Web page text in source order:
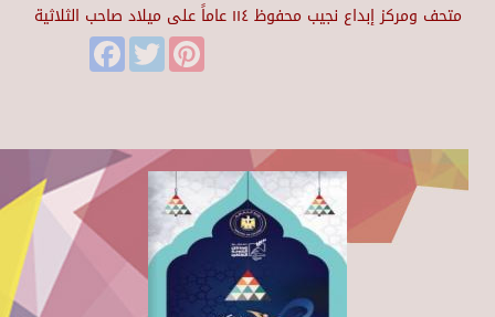
متحف ومركز إبداع نجيب محفوظ ١١٤ عاماً على ميلاد صاحب الثلاثية
FacebookTwitter